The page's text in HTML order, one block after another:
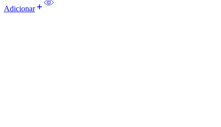
Adicionar